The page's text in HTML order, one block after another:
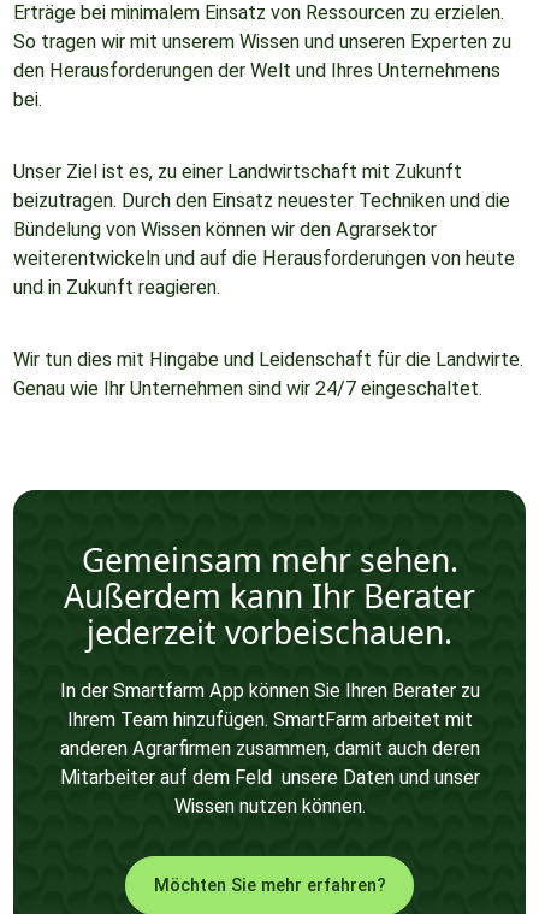
Erträge bei minimalem Einsatz von Ressourcen zu erzielen.
So tragen wir mit unserem Wissen und unseren Experten zu
den Herausforderungen der Welt und Ihres Unternehmens
bei.
Unser Ziel ist es, zu einer Landwirtschaft mit Zukunft
beizutragen. Durch den Einsatz neuester Techniken und die
Bündelung von Wissen können wir den Agrarsektor
weiterentwickeln und auf die Herausforderungen von heute
und in Zukunft reagieren.
Wir tun dies mit Hingabe und Leidenschaft für die Landwirte.
Genau wie Ihr Unternehmen sind wir 24/7 eingeschaltet.
Gemeinsam mehr sehen.
Außerdem kann Ihr Berater
jederzeit vorbeischauen.
In der Smartfarm App können Sie Ihren Berater zu
Ihrem Team hinzufügen. SmartFarm arbeitet mit
anderen Agrarfirmen zusammen, damit auch deren
Mitarbeiter auf dem Feld unsere Daten und unser
Wissen nutzen können.
Möchten Sie mehr erfahren?